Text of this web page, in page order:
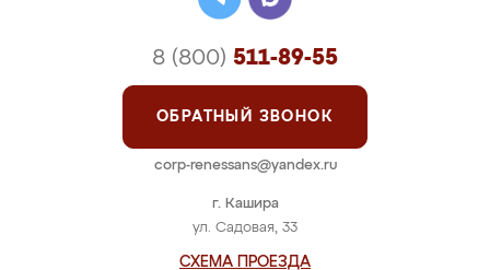
г. Кашира
ул. Садовая, 33
СХЕМА ПРОЕЗДА
8 (800) 511-89-55
ОБРАТНЫЙ ЗВОНОК
corp-renessans@yandex.ru